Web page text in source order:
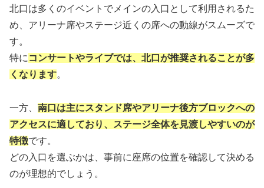
北口は多くのイベントでメインの入口として利用されるた
め、アリーナ席やステージ近くの席への動線がスムーズで
す。
特に コンサートやライブでは、北口が推奨されることが多
くなります。
一方、 南口は主にスタンド席やアリーナ後方ブロックへの
アクセスに適しており、ステージ全体を見渡しやすいのが
特徴です。
どの入口を選ぶかは、事前に座席の位置を確認して決める
のが理想的でしょう。